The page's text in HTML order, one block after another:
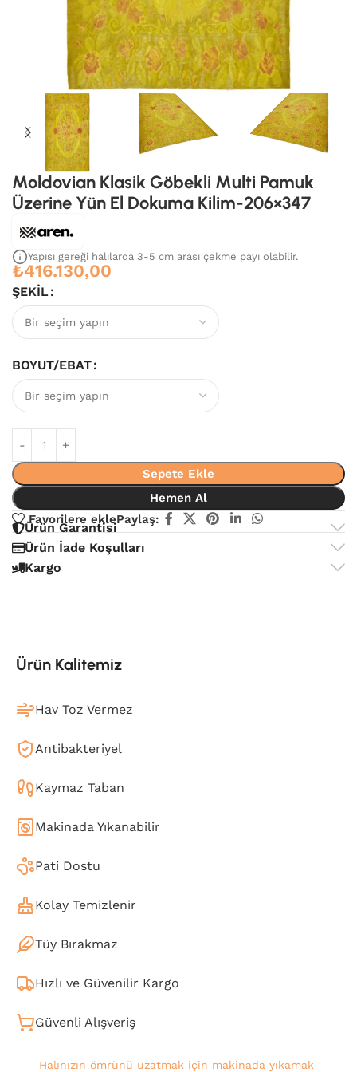
Moldovian Klasik Göbekli Multi Pamuk
Üzerine Yün El Dokuma Kilim-206×347
Yapısı gereği halılarda 3-5 cm arası çekme payı olabilir.
₺416.130,00
ŞEKIL
BOYUT/EBAT
Sepete Ekle
Hemen Al
Favorilere eklePaylaş:
Ürün Garantisi
Ürün İade Koşulları
Kargo
Ürün Kalitemiz
Hav Toz Vermez
Antibakteriyel
Kaymaz Taban
Makinada Yıkanabilir
Pati Dostu
Kolay Temizlenir
Tüy Bırakmaz
Hızlı ve Güvenilir Kargo
Güvenli Alışveriş
Halınızın ömrünü uzatmak için makinada yıkamak